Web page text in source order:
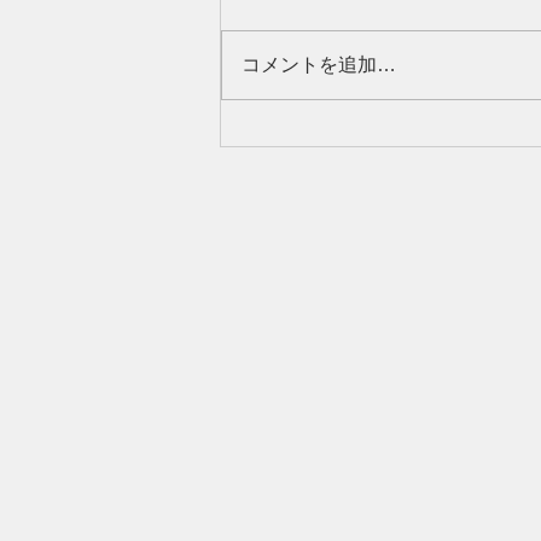
コメントを追加…